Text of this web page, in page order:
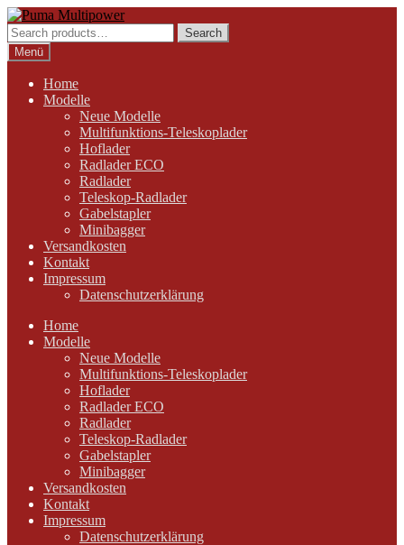
Zur
Navigation
springen
Zum
Inhalt
springen
Search
for:
Search
Menü
Home
Modelle
Neue Modelle
Multifunktions-Teleskoplader
Hoflader
Radlader ECO
Radlader
Teleskop-Radlader
Gabelstapler
Minibagger
Versandkosten
Kontakt
Impressum
Datenschutzerklärung
Home
Modelle
Neue Modelle
Multifunktions-Teleskoplader
Hoflader
Radlader ECO
Radlader
Teleskop-Radlader
Gabelstapler
Minibagger
Versandkosten
Kontakt
Impressum
Datenschutzerklärung